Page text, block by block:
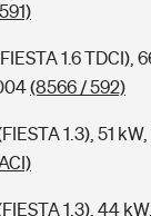
1.6 TDCI),
(8566 / 592)
1.3), 51
1.3), 44